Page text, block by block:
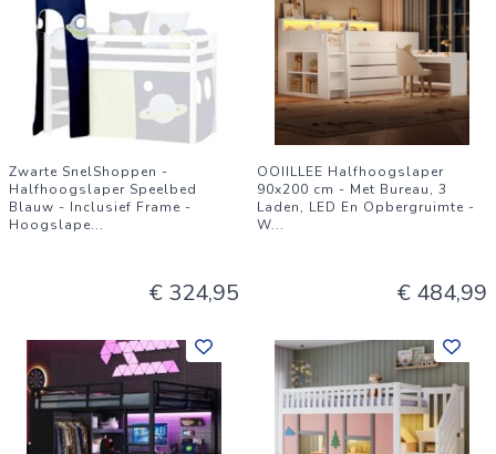
Zwarte SnelShoppen -
Halfhoogslaper Speelbed
Blauw - Inclusief Frame -
Hoogslape...
€ 324,95
OOIILLEE Halfhoogslaper
90x200 cm - Met Bureau, 3
Laden, LED En Opbergruimte -
W...
€ 484,99